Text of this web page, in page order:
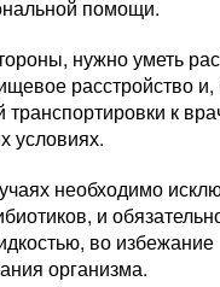
помощи.
нужно уметь
расстройство и,
транспортировки к
условиях.
необходимо
и
во избежание
организма.